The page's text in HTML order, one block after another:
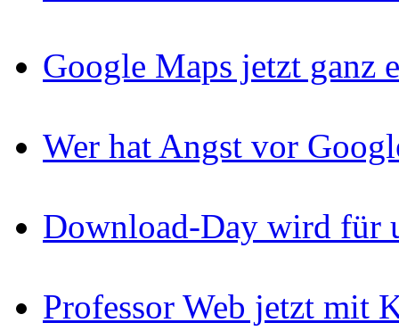
Google Maps jetzt ganz
Wer hat Angst vor
Download-Day wird für
Professor Web jetzt mit